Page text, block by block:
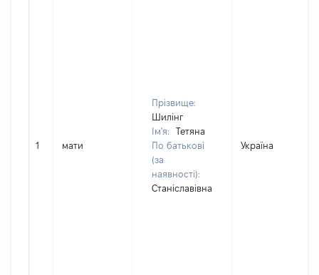
1 мати
Прізвище:
Шилінг
Ім'я:
Тетяна
По батькові
(за
наявності):
Станіславівна
Україна